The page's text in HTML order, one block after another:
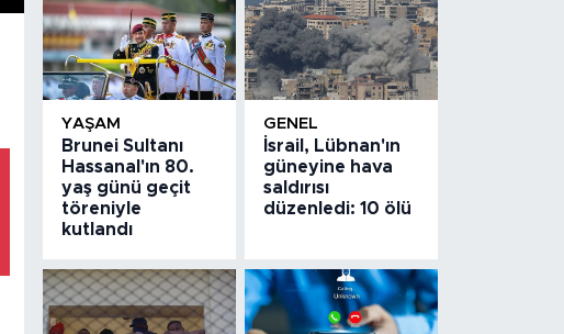
YAŞAM
Brunei Sultanı
Hassanal'ın 80.
yaş günü geçit
töreniyle
kutlandı
GENEL
İsrail, Lübnan'ın
güneyine hava
saldırısı
düzenledi: 10 ölü